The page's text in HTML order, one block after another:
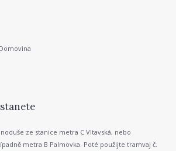
ze stanice metra C Vltavská, nebo
metra B Palmovka. Poté použijte tramvaj č.